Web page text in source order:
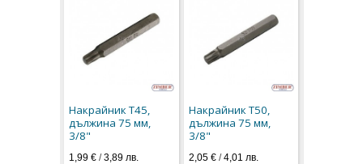
Накрайник T45,
дължина 75 мм,
3/8"
1,99 € /3,89 лв.
Накрайник T50,
дължина 75 мм,
3/8"
2,05 €/4,01 лв.